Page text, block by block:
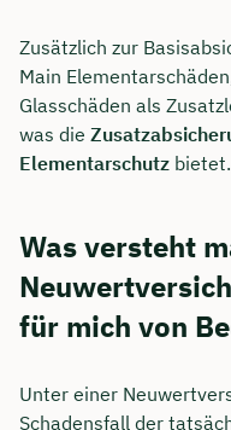
Zusätzlich zur
Main
Glasschäden als
was die
Elementarschutz bietet.
Was versteht
für mich von
Unter einer
Schadensfall der